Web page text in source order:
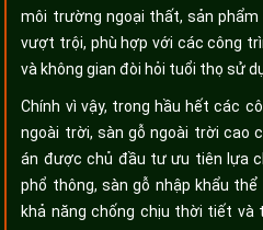
môi trường ngoại thất, sản
vượt trội, phù hợp với các công
và không gian đòi hỏi tuổi thọ sử
Chính vì vậy, trong hầu hết các
ngoài trời, sàn gỗ ngoài trời cao
án được chủ đầu tư ưu tiên lựa
phổ thông, sàn gỗ nhập khẩu
khả năng chống chịu thời tiết và